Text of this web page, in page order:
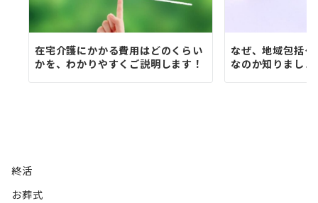
在宅介護にかかる費用はどのくらい
かを、わかりやすくご説明します！
なぜ、地域包括
なのか知りましょ
終活
お葬式